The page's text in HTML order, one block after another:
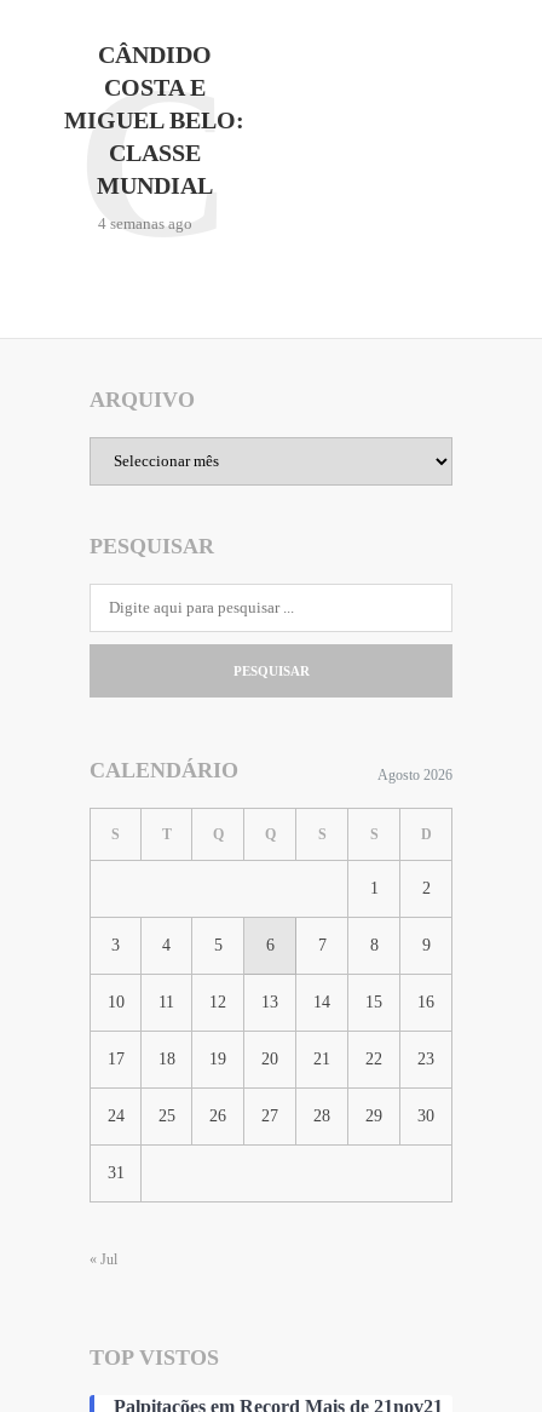
CÂNDIDO
COSTA E
MIGUEL BELO:
CLASSE
MUNDIAL
4 semanas ago
C
ARQUIVO
PESQUISAR
PESQUISAR
CALENDÁRIO Agosto 2026
S T Q Q S S D
1 2
3 4 5 6 7 8 9
10 11 12 13 14 15 16
17 18 19 20 21 22 23
24 25 26 27 28 29 30
31
« Jul
TOP VISTOS
Palpitações em Record Mais de 21nov21